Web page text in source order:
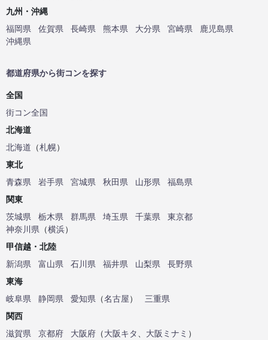
九州・沖縄
福岡県
佐賀県 長崎県 熊本県 大分県 宮崎県
鹿児島県
沖縄県
都道府県から街コンを探す
全国
街コン全国
北海道
北海道 （札幌）
東北
青森県
岩手県 宮城県 秋田県 山形県
福島県
関東
茨城県
栃木県 群馬県 埼玉県 千葉県
東京都
神奈川県 （横浜）
甲信越・北陸
新潟県
富山県 石川県 福井県 山梨県
長野県
東海
岐阜県
静岡県 愛知県 （名古屋）
三重県
関西
滋賀県
京都府 大阪府 （大阪キタ 大阪ミナミ ）